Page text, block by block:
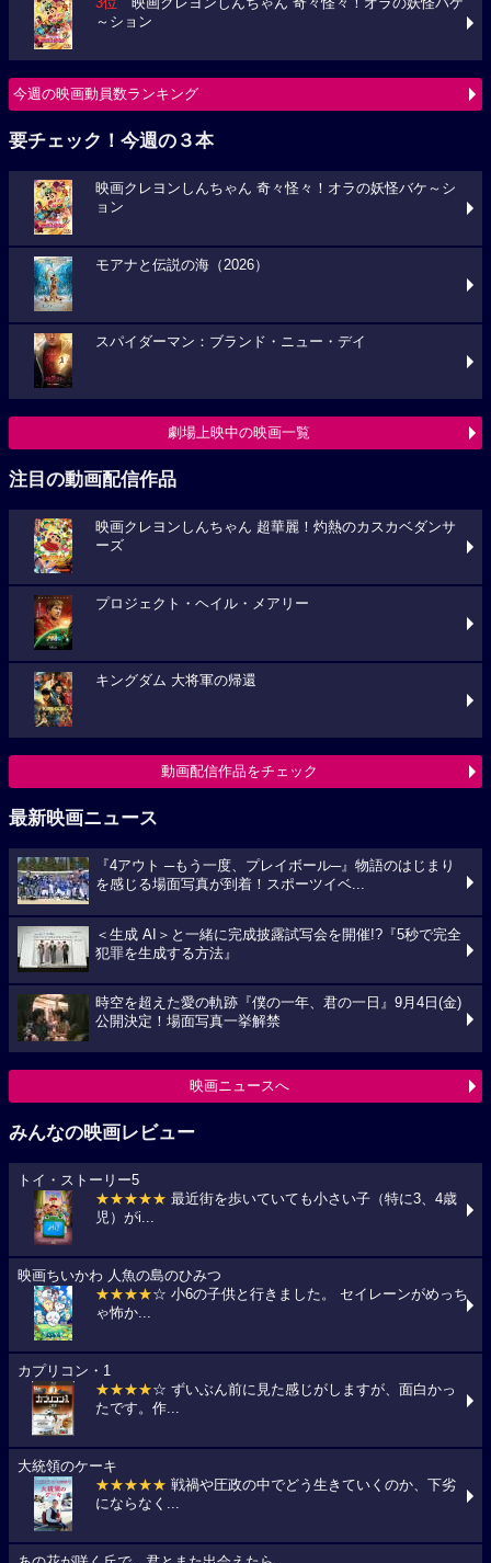
3位 映画クレヨンしんちゃん 奇々怪々！オラの妖怪バケ
～ション
今週の映画動員数ランキング
要チェック！今週の３本
映画クレヨンしんちゃん 奇々怪々！オラの妖怪バケ～シ
ョン
モアナと伝説の海（2026）
スパイダーマン：ブランド・ニュー・デイ
劇場上映中の映画一覧
注目の動画配信作品
映画クレヨンしんちゃん 超華麗！灼熱のカスカベダンサ
ーズ
プロジェクト・ヘイル・メアリー
キングダム 大将軍の帰還
動画配信作品をチェック
最新映画ニュース
『4アウト ─もう一度、プレイボール─』物語のはじまり
を感じる場面写真が到着！スポーツイベ...
＜生成 AI＞と一緒に完成披露試写会を開催!?『5秒で完全
犯罪を生成する方法』
時空を超えた愛の軌跡『僕の一年、君の一日』9月4日(金)
公開決定！場面写真一挙解禁
映画ニュースへ
みんなの映画レビュー
トイ・ストーリー5
★★★★★ 最近街を歩いていても小さい子（特に3、4歳
児）がi...
映画ちいかわ 人魚の島のひみつ
★★★★☆ 小6の子供と行きました。 セイレーンがめっち
ゃ怖か...
カプリコン・1
★★★★☆ ずいぶん前に見た感じがしますが、面白かっ
たです。作...
大統領のケーキ
★★★★★ 戦禍や圧政の中でどう生きていくのか、下劣
にならなく...